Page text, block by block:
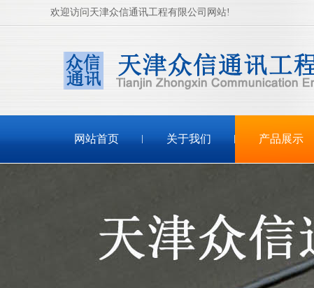
欢迎访问天津众信通讯工程有限公司网站!
网站首页 关于我们 产品展示